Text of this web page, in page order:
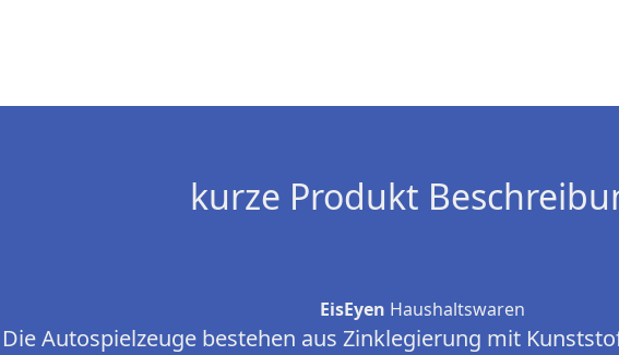
kurze Produkt
EisEyen Haushaltswaren
Die Autospielzeuge bestehen aus Zinklegierung mit